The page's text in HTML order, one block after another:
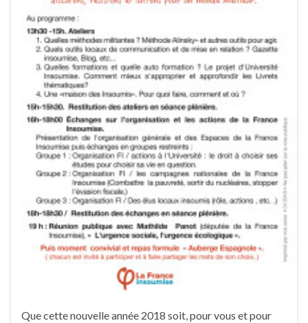
Que cette nouvelle année 2018 soit, pour vous et pour